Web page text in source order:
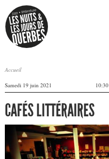
Aller au contenu principal
VOUS ÊTES ICI
Accueil
Samedi 19 juin 2021 10:30
CAFÉS LITTÉRAIRES